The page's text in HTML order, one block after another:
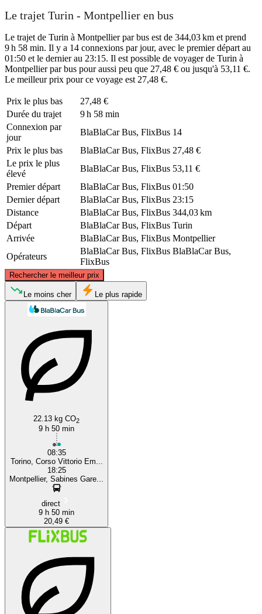
Le trajet Turin - Montpellier en bus
Le trajet de Turin à Montpellier par bus est de 344,03 km et prend
9 h 58 min. Il y a 14 connexions par jour, avec le premier départ au
01:50 et le dernier au 23:15. Il est possible de voyager de Turin à
Montpellier par bus pour aussi peu que 27,48 € ou jusqu'à 53,11 €.
Le meilleur prix pour ce voyage est 27,48 €.
Prix ​​le plus bas
27,48 €
Durée du trajet
9 h 58 min
Connexion par
jour
BlaBlaCar Bus, FlixBus 14
Prix ​​le plus bas
BlaBlaCar Bus, FlixBus 27,48 €
Le prix le plus
élevé
BlaBlaCar Bus, FlixBus 53,11 €
Premier départ
BlaBlaCar Bus, FlixBus 01:50
Dernier départ
BlaBlaCar Bus, FlixBus 23:15
Distance
BlaBlaCar Bus, FlixBus 344,03 km
Départ
BlaBlaCar Bus, FlixBus Turin
Arrivée
BlaBlaCar Bus, FlixBus Montpellier
Opérateurs
BlaBlaCar Bus, FlixBus BlaBlaCar Bus,
FlixBus
Rechercher le meilleur prix
Montpellier
Le moins cher Le plus rapide
22.13 kg CO2
9 h 50 min
08:35
Torino, Corso Vittorio Em...
18:25
Montpellier, Sabines Gare...
direct
9 h 50 min
20,49 €